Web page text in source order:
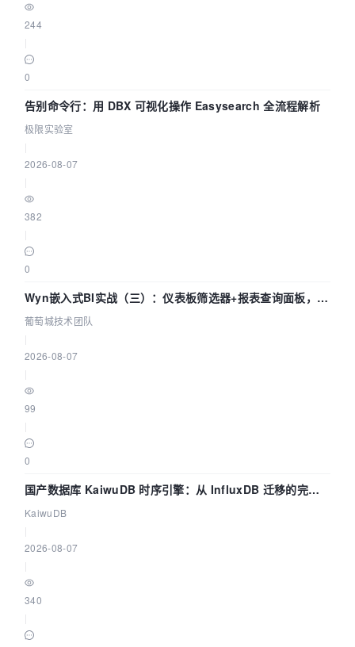
244
0
告别命令行：用 DBX 可视化操作 Easysearch 全流程解析
极限实验室
2026-08-07
382
0
Wyn嵌入式BI实战（三）：仪表板筛选器+报表查询面板，参
数联动全闭环
葡萄城技术团队
2026-08-07
99
0
国产数据库 KaiwuDB 时序引擎：从 InfluxDB 迁移的完整
技术路径
KaiwuDB
2026-08-07
340